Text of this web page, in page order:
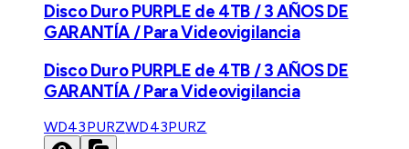
Disco Duro PURPLE de 4TB / 3 AÑOS DE
GARANTÍA / Para Videovigilancia
Disco Duro PURPLE de 4TB / 3 AÑOS DE
GARANTÍA / Para Videovigilancia
WD43PURZWD43PURZ